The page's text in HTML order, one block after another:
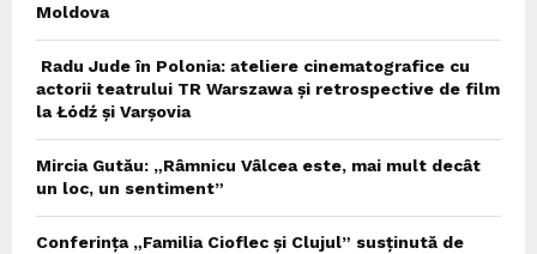
Moldova
Radu Jude în Polonia: ateliere cinematografice cu
actorii teatrului TR Warszawa și retrospective de film
la Łódź și Varșovia
Mircia Gutău: „Râmnicu Vâlcea este, mai mult decât
un loc, un sentiment”
Conferința „Familia Cioflec și Clujul” susținută de